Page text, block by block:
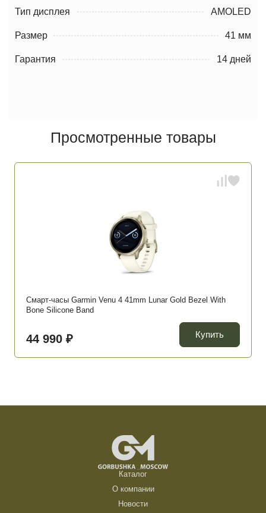
Тип дисплея AMOLED
Размер 41 мм
Гарантия 14 дней
Просмотренные товары
Смарт-часы Garmin Venu 4 41mm Lunar Gold Bezel With
Bone Silicone Band
44 990 ₽ Купить
Каталог
О компании
Новости